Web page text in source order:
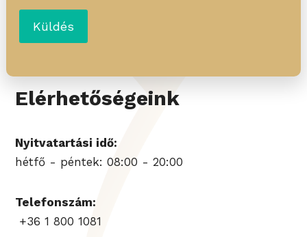
Elérhetőségeink
Nyitvatartási idő:
hétfő - péntek: 08:00 - 20:00
Telefonszám:
+36 1 800 1081